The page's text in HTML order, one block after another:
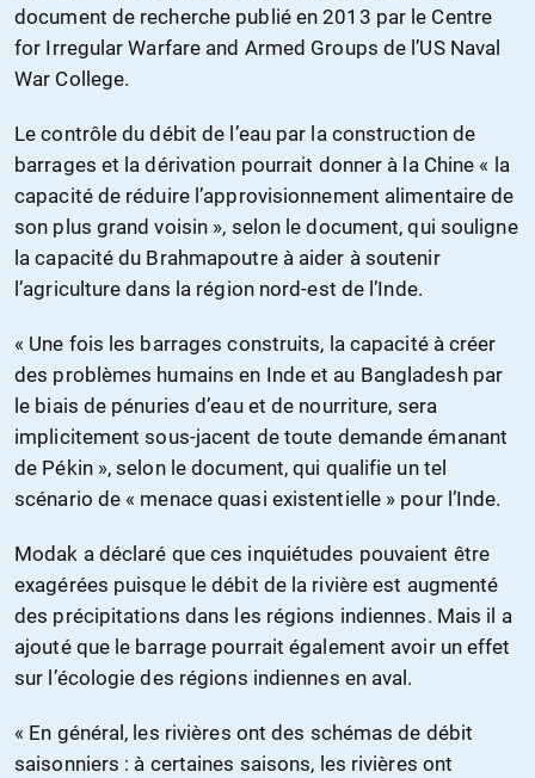
document de recherche publié en 2013 par le Centre
for Irregular Warfare and Armed Groups de l’US Naval
War College.
Le contrôle du débit de l’eau par la construction de
barrages et la dérivation pourrait donner à la Chine « la
capacité de réduire l’approvisionnement alimentaire de
son plus grand voisin », selon le document, qui souligne
la capacité du Brahmapoutre à aider à soutenir
l’agriculture dans la région nord-est de l’Inde.
« Une fois les barrages construits, la capacité à créer
des problèmes humains en Inde et au Bangladesh par
le biais de pénuries d’eau et de nourriture, sera
implicitement sous-jacent de toute demande émanant
de Pékin », selon le document, qui qualifie un tel
scénario de « menace quasi existentielle » pour l’Inde.
Modak a déclaré que ces inquiétudes pouvaient être
exagérées puisque le débit de la rivière est augmenté
des précipitations dans les régions indiennes. Mais il a
ajouté que le barrage pourrait également avoir un effet
sur l’écologie des régions indiennes en aval.
« En général, les rivières ont des schémas de débit
saisonniers : à certaines saisons, les rivières ont